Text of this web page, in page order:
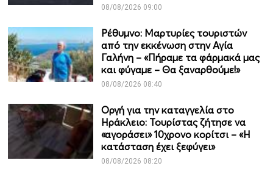
08/08/2026 09:00
Ρέθυμνο: Μαρτυρίες τουριστών
από την εκκένωση στην Αγία
Γαλήνη – «Πήραμε τα φάρμακά μας
και φύγαμε – Θα ξαναρθούμε!»
08/08/2026 08:40
Οργή για την καταγγελία στο
Ηράκλειο: Τουρίστας ζήτησε να
«αγοράσει» 10χρονο κορίτσι – «Η
κατάσταση έχει ξεφύγει»
08/08/2026 08:20